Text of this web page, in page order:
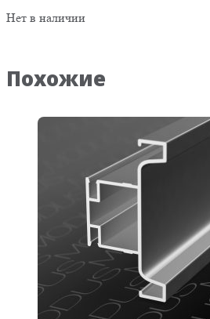
Нет в наличии
Похожие